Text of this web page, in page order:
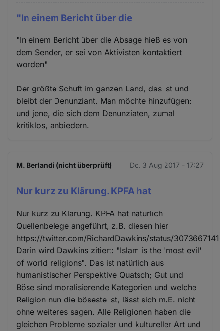
"In einem Bericht über die
"In einem Bericht über die Absage hieß es von
dem Sender, er sei von Aktivisten kontaktiert
worden"
Der größte Schuft im ganzen Land, das ist und
bleibt der Denunziant. Man möchte hinzufügen:
und jene, die sich dem Denunziaten, zumal
kritiklos, anbiedern.
M. Berlandi (nicht überprüft) Do. 3 Aug 2017 - 17:27
Nur kurz zu Klärung. KPFA hat
Nur kurz zu Klärung. KPFA hat natürlich
Quellenbelege angeführt, z.B. diesen hier
https://twitter.com/RichardDawkins/status/
Darin wird Dawkins zitiert: "Islam is the 'most evil'
of world religions". Das ist natürlich aus
humanistischer Perspektive Quatsch; Gut und
Böse sind moralisierende Kategorien und welche
Religion nun die böseste ist, lässt sich m.E. nicht
ohne weiteres sagen. Alle Religionen haben die
gleichen Probleme sozialer und kultureller Art und